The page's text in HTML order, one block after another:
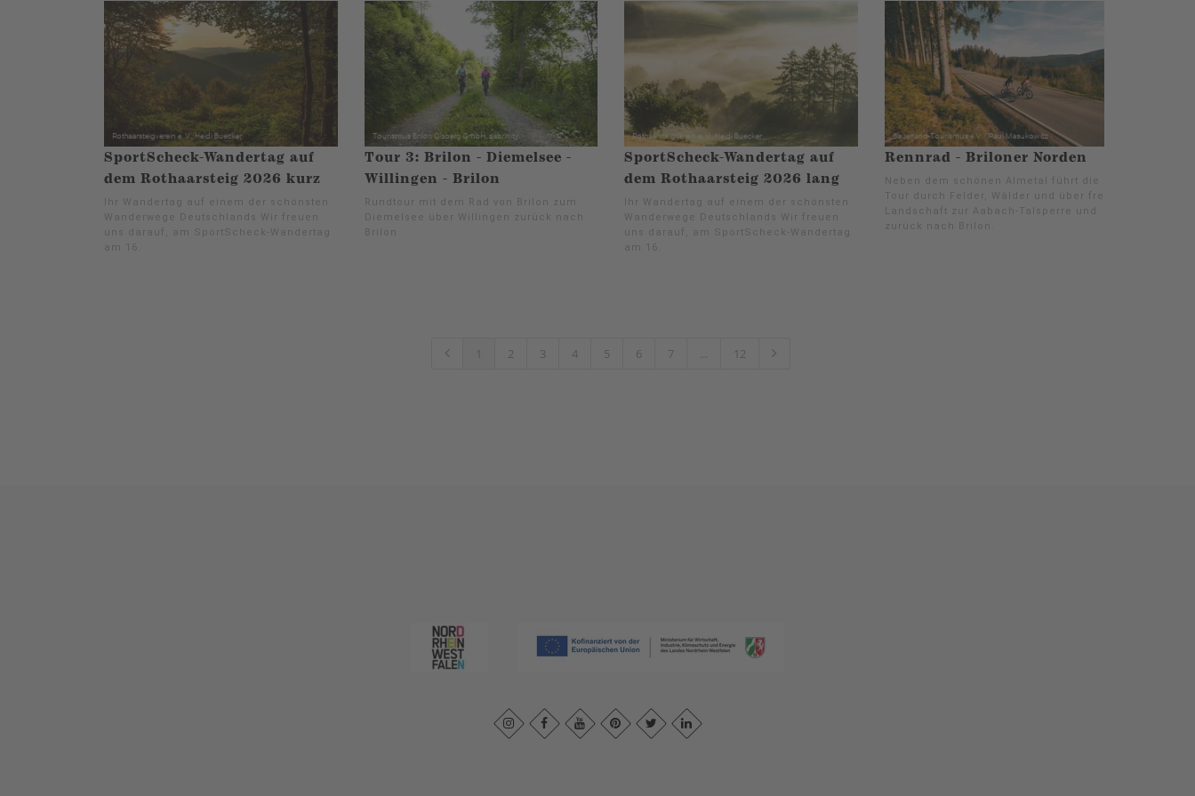
SportScheck-Wandertag auf
dem Rothaarsteig 2026 kurz
Ihr Wandertag auf einem der schönsten
Wanderwege Deutschlands Wir freuen
uns darauf, am SportScheck-Wandertag
am 16.
Tour 3: Brilon - Diemelsee -
Willingen - Brilon
Rundtour mit dem Rad von Brilon zum
Diemelsee über Willingen zurück nach
Brilon
SportScheck-Wandertag auf
dem Rothaarsteig 2026 lang
Ihr Wandertag auf einem der schönsten
Wanderwege Deutschlands Wir freuen
uns darauf, am SportScheck-Wandertag
am 16.
Rennrad - Briloner Norden
Neben dem schönen Almetal führt die
Tour durch Felder, Wälder und über freie
Landschaft zur Aabach-Talsperre und
zurück nach Brilon.
1 2 3 4 5 6 7 ... 12